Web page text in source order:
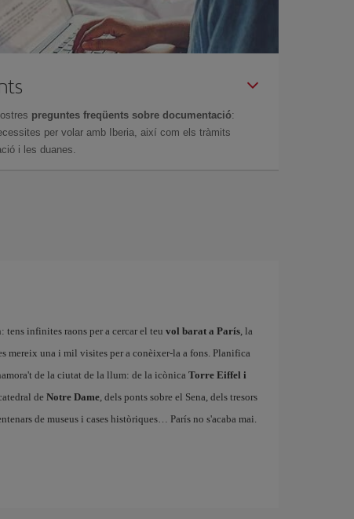
preguntes freqüents sobre documentació:
per volar amb Iberia, així com els tràmits
i les duanes.
infinites raons per a cercar el teu vol barat a París, la
mereix una i mil visites per a conèixer-la a fons. Planifica
de la ciutat de la llum: de la icònica Torre Eiffel i
de Notre Dame, dels ponts sobre el Sena, dels tresors
de museus i cases històriques… París no s'acaba mai.